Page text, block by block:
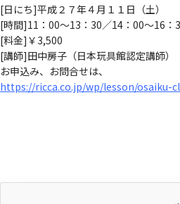
[日にち]平成２７年４月１１日（土）
[時間]11：00〜13：30／14：00〜16：
[料金]￥3,500
[講師]田中房子（日本玩具館認定講師）
お申込み、お問合せは、
https://ricca.co.jp/wp/lesson/osaiku-